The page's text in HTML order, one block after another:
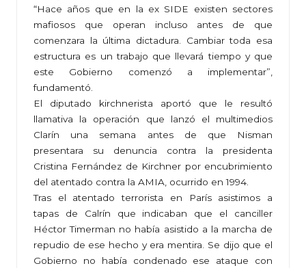
“Hace años que en la ex SIDE existen sectores
mafiosos que operan incluso antes de que
comenzara la última dictadura. Cambiar toda esa
estructura es un trabajo que llevará tiempo y que
este Gobierno comenzó a implementar”,
fundamentó.
El diputado kirchnerista aportó que le resultó
llamativa la operación que lanzó el multimedios
Clarín una semana antes de que Nisman
presentara su denuncia contra la presidenta
Cristina Fernández de Kirchner por encubrimiento
del atentado contra la AMIA, ocurrido en 1994.
Tras el atentado terrorista en París asistimos a
tapas de Calrín que indicaban que el canciller
Héctor Timerman no había asistido a la marcha de
repudio de ese hecho y era mentira. Se dijo que el
Gobierno no había condenado ese ataque con